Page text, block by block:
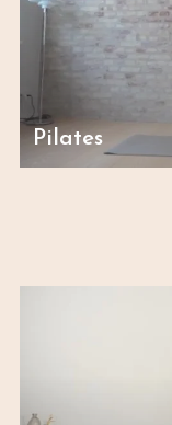
Pilates